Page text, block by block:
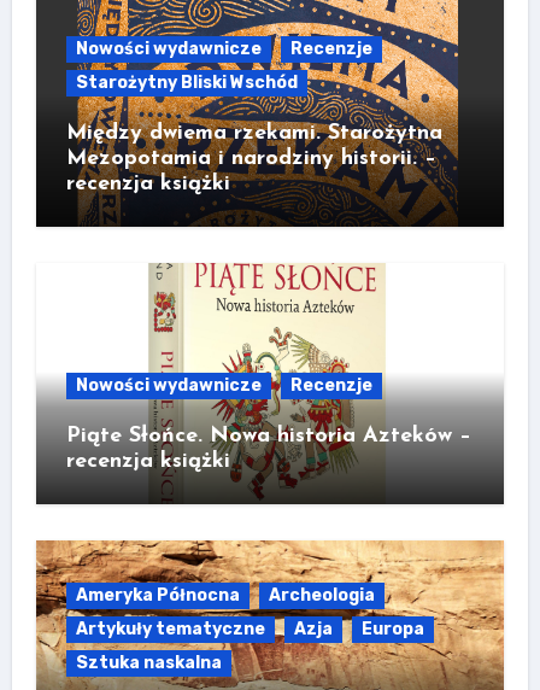
Nowości wydawnicze
Recenzje
Starożytny Bliski Wschód
Między dwiema rzekami. Starożytna
Mezopotamia i narodziny historii. –
recenzja książki
Nowości wydawnicze Recenzje
Piąte Słońce. Nowa historia Azteków –
recenzja książki
Ameryka Północna
Archeologia
Artykuły tematyczne
Azja
Europa
Sztuka naskalna